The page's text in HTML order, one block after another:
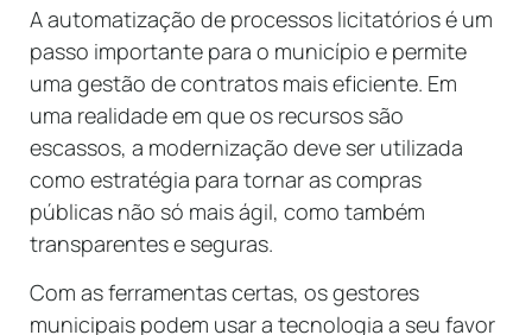
A automatização de processos licitatórios é um
passo importante para o município e permite
uma gestão de contratos mais eficiente. Em
uma realidade em que os recursos são
escassos, a modernização deve ser utilizada
como estratégia para tornar as compras
públicas não só mais ágil, como também
transparentes e seguras.
Com as ferramentas certas, os gestores
municipais podem usar a tecnologia a seu favor